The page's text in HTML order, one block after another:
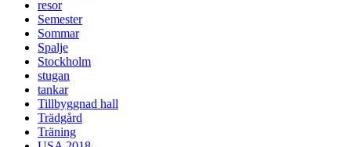
resor
Semester
Sommar
Spalje
Stockholm
stugan
tankar
Tillbyggnad hall
Trädgård
Träning